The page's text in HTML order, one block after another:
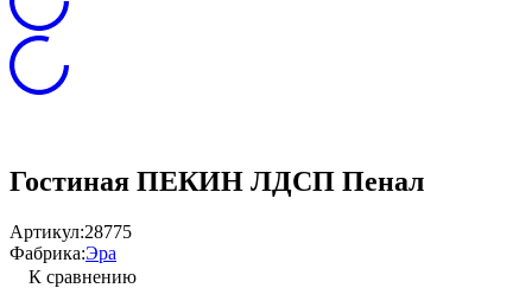
Гостиная ПЕКИН ЛДСП Пенал
Артикул:28775
Фабрика:Эра
К сравнению